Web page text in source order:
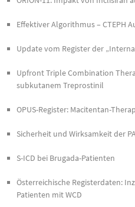
Effektiver Algorithmus – CTEPH
Update vom Register der
Upfront Triple Combination
subkutanem Treprostinil
OPUS-Register: Macitentan-
Sicherheit und Wirksamkeit der
S-ICD bei Brugada-Patienten
Österreichische Registerdaten:
Patienten mit WCD